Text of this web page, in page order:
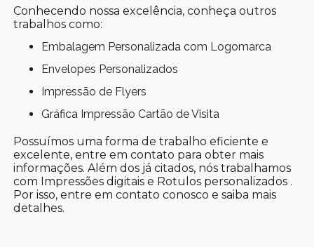
Conhecendo nossa excelência, conheça outros
trabalhos como:
Embalagem Personalizada com Logomarca
Envelopes Personalizados
Impressão de Flyers
Gráfica Impressão Cartão de Visita
Possuímos uma forma de trabalho eficiente e
excelente, entre em contato para obter mais
informações. Além dos já citados, nós trabalhamos
com Impressões digitais e Rotulos personalizados .
Por isso, entre em contato conosco e saiba mais
detalhes.